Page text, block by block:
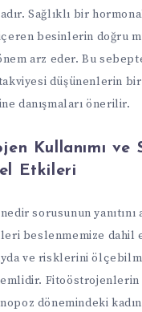
Sağlıklı bir
besinlerin doğru
arz eder. Bu
düşünenlerin bir
danışmaları önerilir.
Kullanımı ve
Etkileri
sorusunun yanıtını
beslenmemize dahil
ve risklerini
Fitoöstrojenlerin
dönemindeki